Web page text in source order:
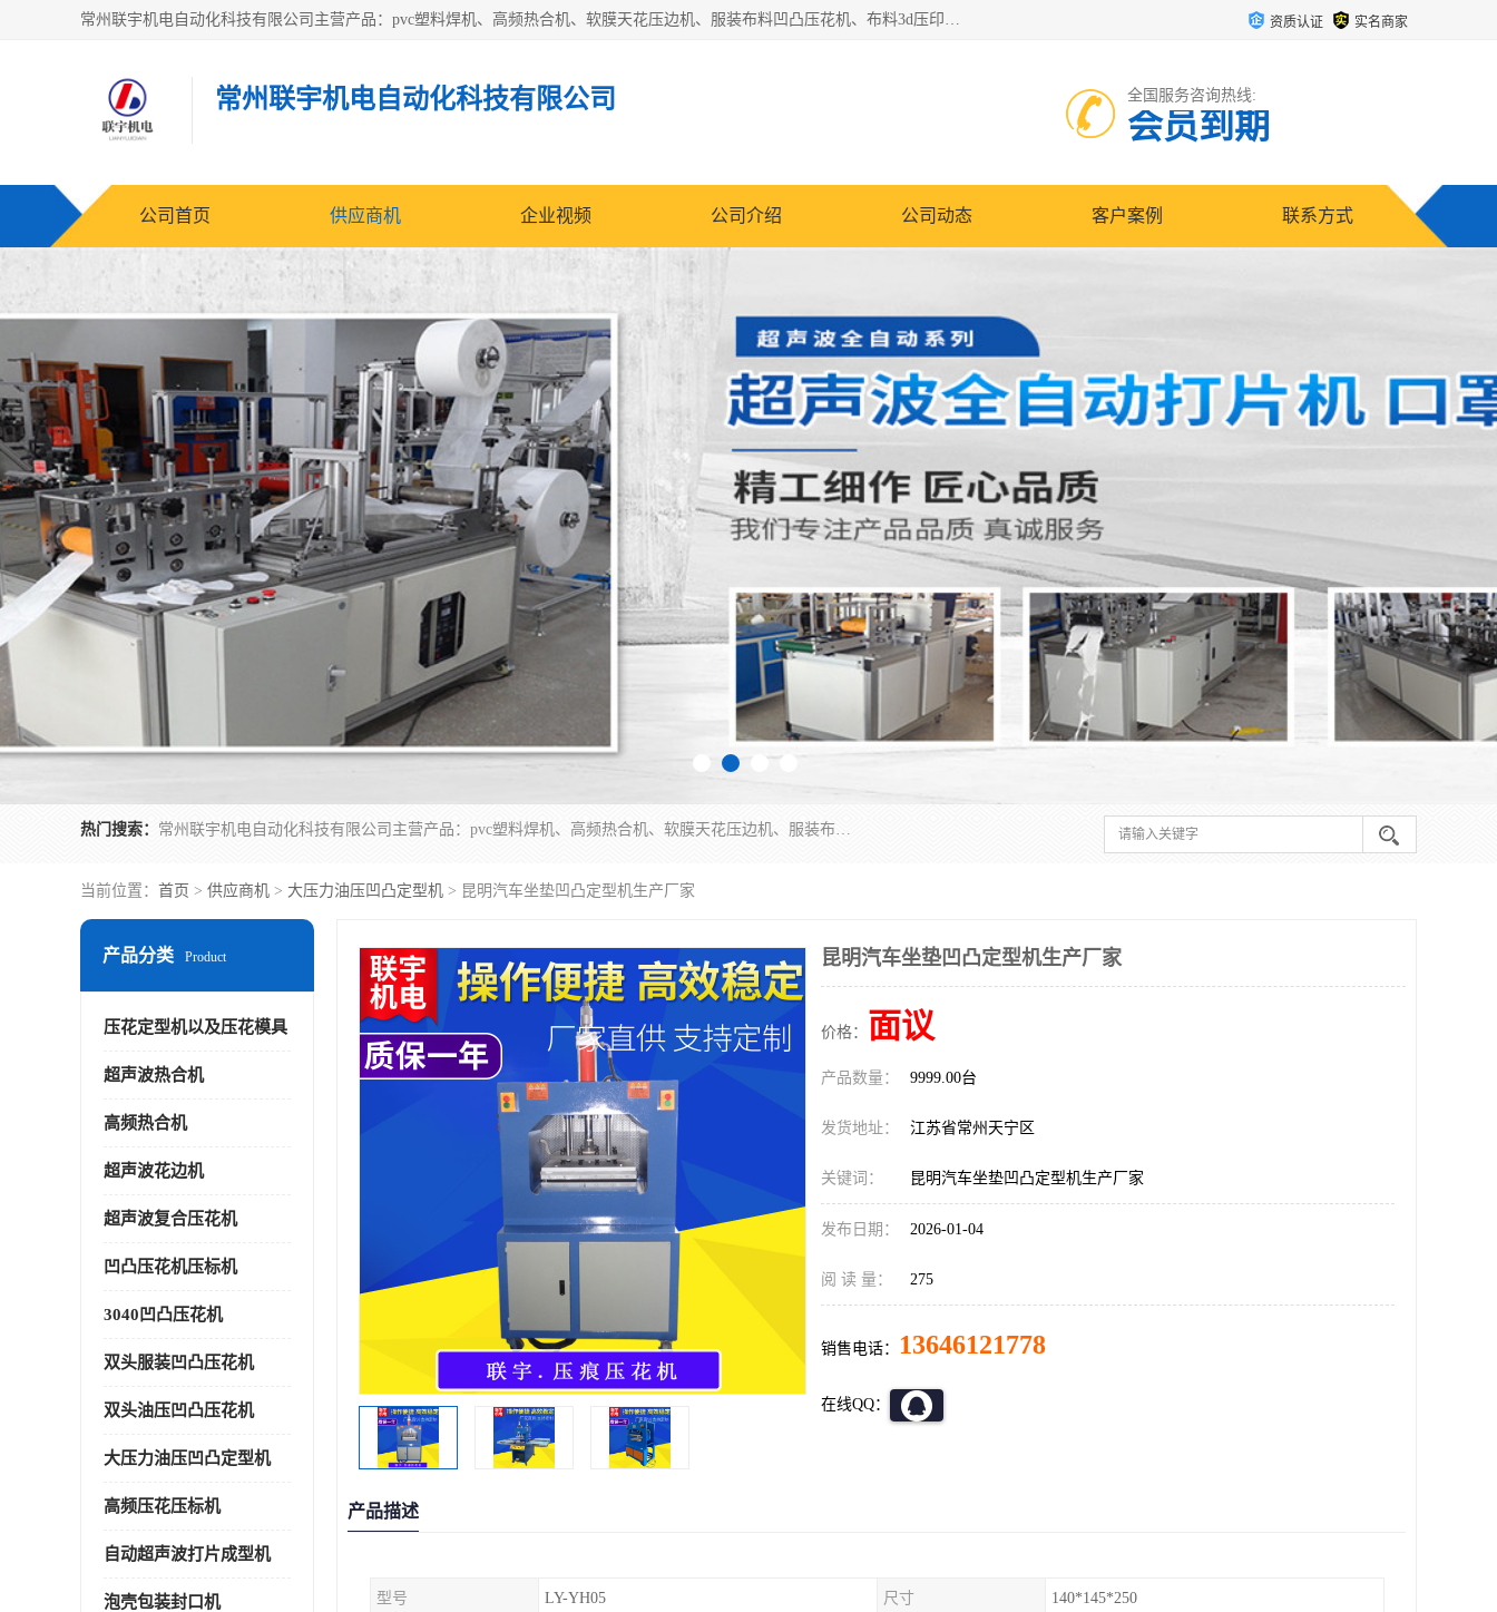
常州联宇机电自动化科技有限公司主营产品：pvc塑料焊机、高频热合机、软膜天花压边机、服装布料凹凸压花机、布料3d压印设备、服装植胶设备、超声波布料花边机、无纺布热合机、全自动压花机。 资质认证 实名商家
常州联宇机电自动化科技有限公司 全国服务咨询热线:
会员到期
公司首页 供应商机 企业视频 公司介绍 公司动态 客户案例 联系方式
热门搜索： 常州联宇机电自动化科技有限公司主营产品：pvc塑料焊机、高频热合机、软膜天花压边机、服装布料凹凸压花机、布料3d压印设备、服装植胶设备、超声波布料花边机、无纺布热合机、全自动压花机。
当前位置： 首页 > 供应商机 > 大压力油压凹凸定型机 > 昆明汽车坐垫凹凸定型机生产厂家
产品分类 Product
压花定型机以及压花模具
超声波热合机
高频热合机
超声波花边机
超声波复合压花机
凹凸压花机压标机
3040凹凸压花机
双头服装凹凸压花机
双头油压凹凸压花机
大压力油压凹凸定型机
高频压花压标机
自动超声波打片成型机
泡壳包装封口机
昆明汽车坐垫凹凸定型机生产厂家
价格： 面议
产品数量： 9999.00台
发货地址： 江苏省常州天宁区
关键词： 昆明汽车坐垫凹凸定型机生产厂家
发布日期： 2026-01-04
阅 读 量： 275
销售电话： 13646121778
在线QQ：
产品描述
型号 LY-YH05 尺寸 140*145*250